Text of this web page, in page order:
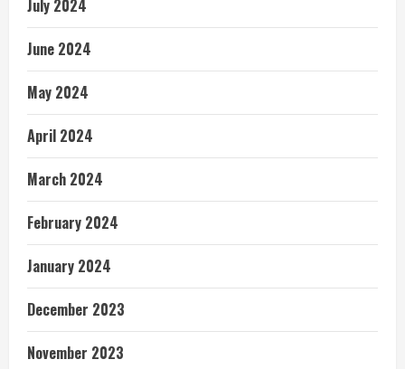
July 2024
June 2024
May 2024
April 2024
March 2024
February 2024
January 2024
December 2023
November 2023